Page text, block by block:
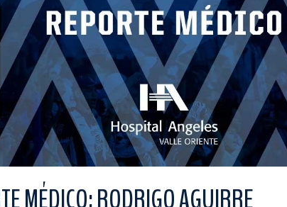
MÉDICO: RODRIGO AGUIRRE